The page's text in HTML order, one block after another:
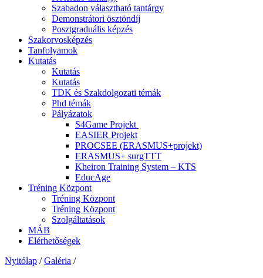
Szabadon választható tantárgy
Demonstrátori ösztöndíj
Posztgraduális képzés
Szakorvosképzés
Tanfolyamok
Kutatás
Kutatás
Kutatás
TDK és Szakdolgozati témák
Phd témák
Pályázatok
S4Game Projekt
EASIER Projekt
PROCSEE (ERASMUS+projekt)
ERASMUS+ surgTTT
Kheiron Training System – KTS
EducAge
Tréning Központ
Tréning Központ
Tréning Központ
Szolgáltatások
MÁB
Elérhetőségek
Nyitólap / Galéria /